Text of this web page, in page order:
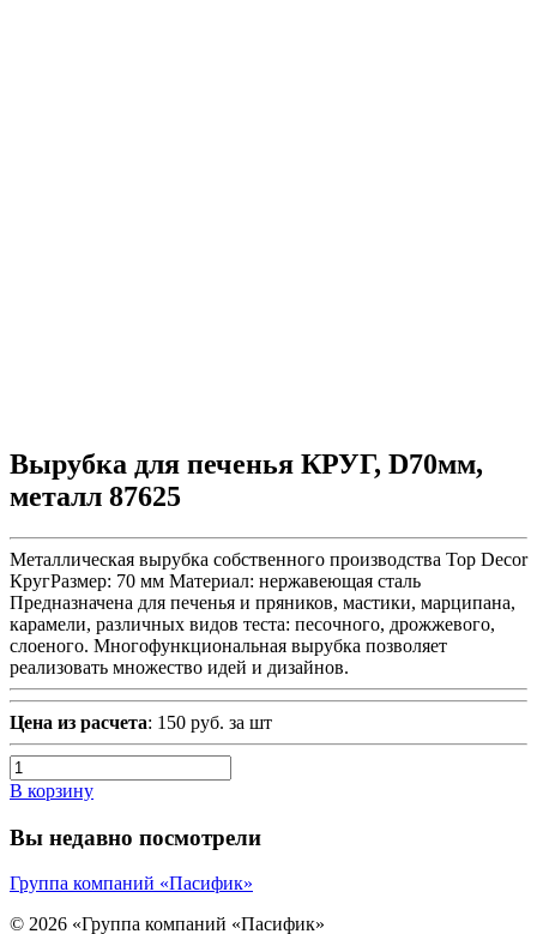
Вырубка для печенья КРУГ, D70мм,
металл 87625
Металлическая вырубка собственного производства Top Decor
КругРазмер: 70 мм Материал: нержавеющая сталь
Предназначена для печенья и пряников, мастики, марципана,
карамели, различных видов теста: песочного, дрожжевого,
слоеного. Многофункциональная вырубка позволяет
реализовать множество идей и дизайнов.
Цена из расчета: 150 руб. за шт
В корзину
Вы недавно посмотрели
Группа компаний «Пасифик»
© 2026 «Группа компаний «Пасифик»